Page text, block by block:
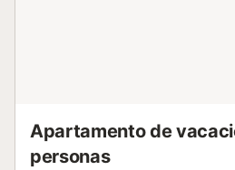
Apartamento de
personas